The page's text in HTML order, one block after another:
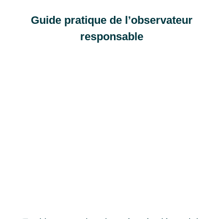
Guide pratique de l’observateur
responsable